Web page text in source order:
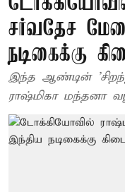
சர்வதேச
நடிகைக்கு
இந்த ஆண்டின்
ராஷ்மிகா மந்தனா